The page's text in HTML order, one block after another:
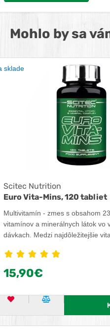
Mohlo by sa
sklade
Scitec Nutrition
Euro Vita-Mins, 120 tabliet
Multivitamín - zmes s obsahom
vitamínov a minerálnych látok vo
dávkach. Medzi najdôležitejšie
imunitného a nervového systému
zníženiu únavy a vyčerpania.
podporuje správnu funkciu zraku.
plodnosť a udržiava normálnu
15,90€
OBĽÚBENÝ PRODUKT
POROVNAŤ